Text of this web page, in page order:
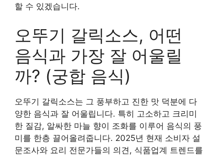
할 수 있겠습니다.
오뚜기 갈릭소스, 어떤
음식과 가장 잘 어울릴
까? (궁합 음식)
오뚜기 갈릭소스는 그 풍부하고 진한 맛 덕분에 다
양한 음식과 잘 어울립니다. 특히 고소하고 크리미
한 질감, 알싸한 마늘 향이 조화를 이루어 음식의 풍
미를 한층 끌어올려줍니다. 2025년 현재 소비자 설
문조사와 요리 전문가들의 의견, 식품업계 트렌드를